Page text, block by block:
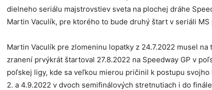
dielneho seriálu majstrovstiev sveta na plochej dráhe
Martin Vaculík, pre ktorého to bude druhý štart v seriáli MS
Martin Vaculík pre zlomeninu lopatky z 24.7.2022 musel
zranení prvýkrát štartoval 27.8.2022 na Speedway GP v
poľskej ligy, kde sa veľkou mierou pričinil k postupu
2. a 4.9.2022 v dvoch semifinálových stretnutiach i do